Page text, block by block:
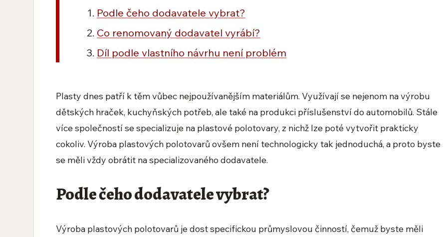
Podle čeho dodavatele vybrat?
Co renomovaný dodavatel vyrábí?
Díl podle vlastního návrhu není problém
Plasty dnes patří k těm vůbec nejpoužívanějším materiálům. Využívají se nejenom na výrobu
dětských hraček, kuchyňských potřeb, ale také na produkci příslušenství do automobilů. Stále
více společností se specializuje na plastové polotovary, z nichž lze poté vytvořit prakticky
cokoliv. Výroba plastových polotovarů ovšem není technologicky tak jednoduchá, a proto byste
se měli vždy obrátit na specializovaného dodavatele.
Podle čeho dodavatele vybrat?
Výroba plastových polotovarů je dost specifickou průmyslovou činností, čemuž byste měli